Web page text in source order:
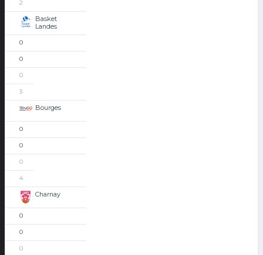
2
Basket
Landes
0
0
0
3
Bourges
0
0
0
4
Charnay
0
0
0